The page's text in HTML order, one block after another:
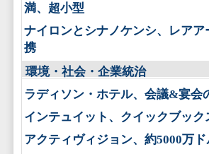
満、超小型
ナイロンとシナノケンシ、レア
携
環境・社会・企業統治
ラディソン・ホテル、会議&宴会
インテュイット、クイックブッ
アクティヴィジョン、約5000万